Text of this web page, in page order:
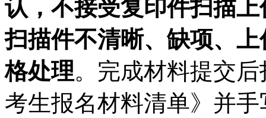
认 ， 不接受复印件扫描上
扫描件不清晰、缺项、
格处理。完成材料提交
考生报名材料清单》并